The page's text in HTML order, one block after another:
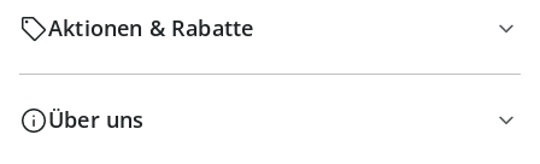
Aktionen & Rabatte
Über uns